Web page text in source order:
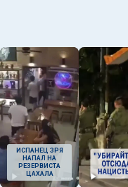
ИСПАНЕЦ ЗРЯ
НАПАЛ НА
РЕЗЕРВИСТА
ЦАХАЛА